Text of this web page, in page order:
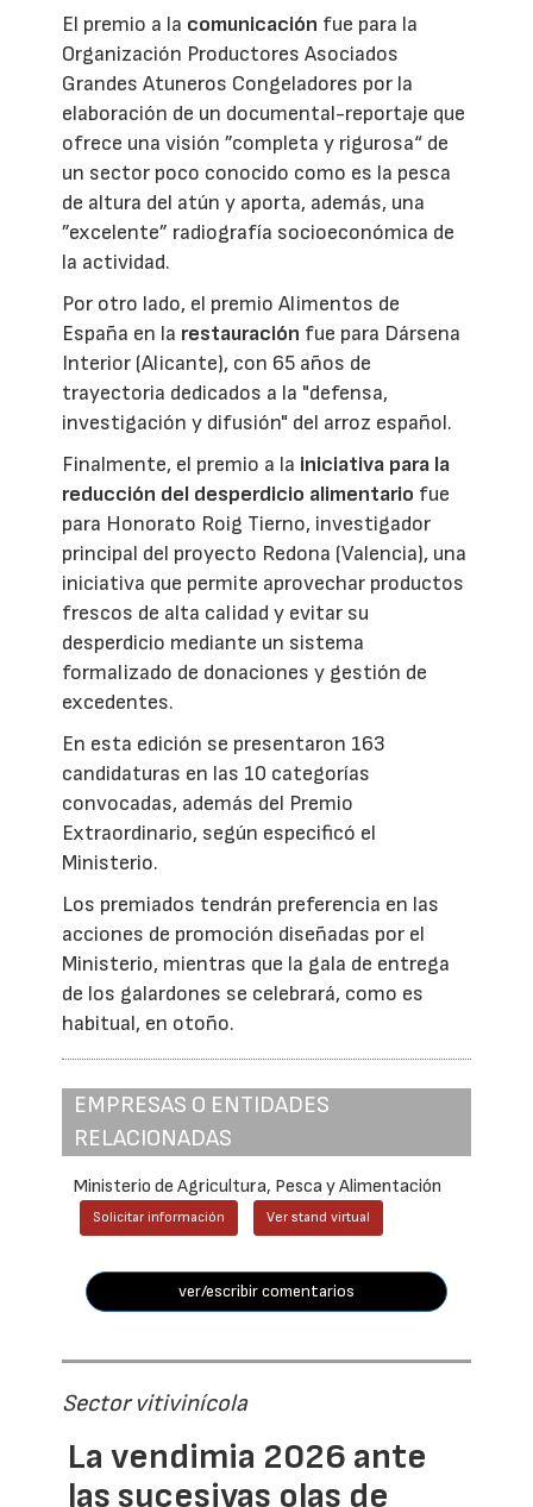
El premio a la comunicación fue para la
Organización Productores Asociados
Grandes Atuneros Congeladores por la
elaboración de un documental-reportaje que
ofrece una visión ”completa y rigurosa“ de
un sector poco conocido como es la pesca
de altura del atún y aporta, además, una
”excelente” radiografía socioeconómica de
la actividad.
Por otro lado, el premio Alimentos de
España en la restauración fue para Dársena
Interior (Alicante), con 65 años de
trayectoria dedicados a la "defensa,
investigación y difusión" del arroz español.
Finalmente, el premio a la iniciativa para la
reducción del desperdicio alimentario fue
para Honorato Roig Tierno, investigador
principal del proyecto Redona (Valencia), una
iniciativa que permite aprovechar productos
frescos de alta calidad y evitar su
desperdicio mediante un sistema
formalizado de donaciones y gestión de
excedentes.
En esta edición se presentaron 163
candidaturas en las 10 categorías
convocadas, además del Premio
Extraordinario, según especificó el
Ministerio.
Los premiados tendrán preferencia en las
acciones de promoción diseñadas por el
Ministerio, mientras que la gala de entrega
de los galardones se celebrará, como es
habitual, en otoño.
EMPRESAS O ENTIDADES
RELACIONADAS
Ministerio de Agricultura, Pesca y Alimentación
Solicitar información Ver stand virtual
ver/escribir comentarios
Sector vitivinícola
La vendimia 2026 ante
las sucesivas olas de